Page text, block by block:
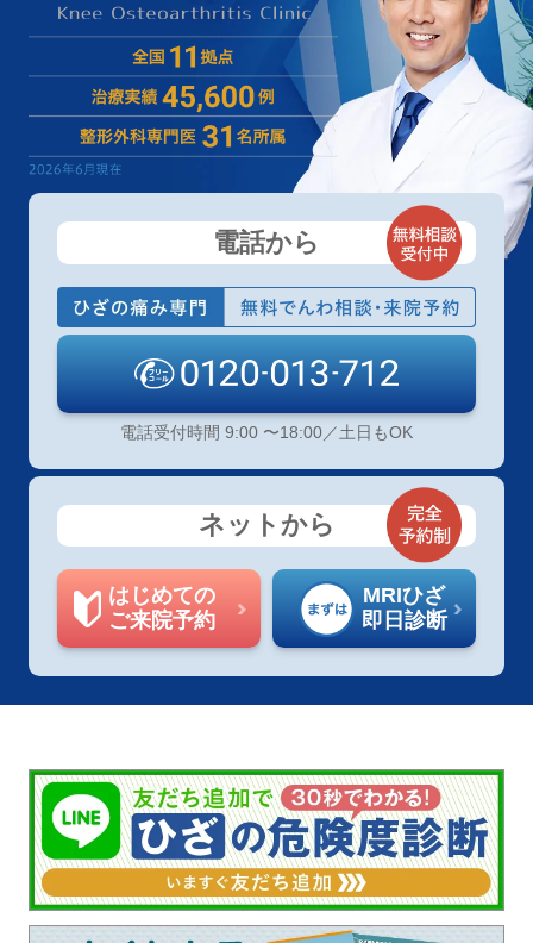
電話から
電話受付時間 9:00 〜18:00／土日もOK
ネットから
はじめての
ご来院予約
MRIひざ
即日診断